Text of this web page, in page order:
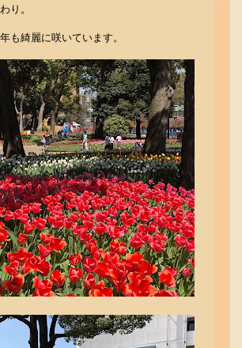
り。
も綺麗に咲いています。